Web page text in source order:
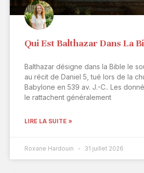
Qui Est Balthazar Dans La
Balthazar désigne dans la Bible le
au récit de Daniel 5, tué lors de la
Babylone en 539 av. J.-C.. Les
le rattachent généralement
LIRE LA SUITE »
Roxane Hardouin 31 juillet 2026